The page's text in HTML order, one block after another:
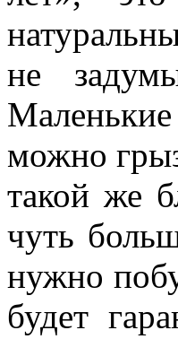
не
можно
такой же
чуть
нужно
будет